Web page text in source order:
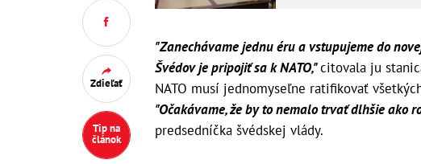
Zdieľať
Tip na
článok
"Zanechávame jednu éru a vstupujeme do
Švédov je pripojiť sa k NATO,"citovala ju
NATO musí jednomyseľne ratifikovať
"Očakávame, že by to nemalo trvať dlhšie ako
predsedníčka švédskej vlády.